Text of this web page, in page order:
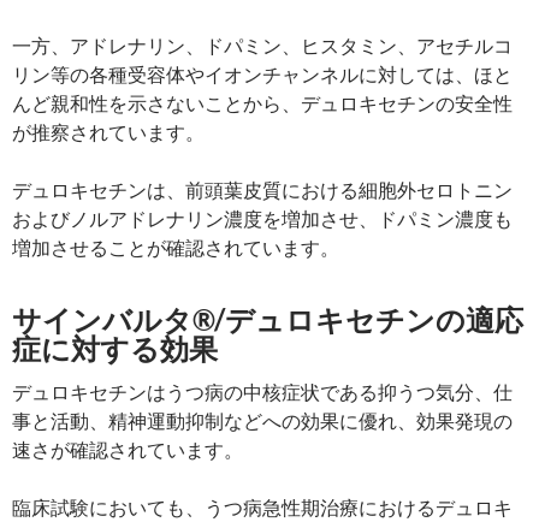
一方、アドレナリン、ドパミン、ヒスタミン、アセチルコ
リン等の各種受容体やイオンチャンネルに対しては、ほと
んど親和性を示さないことから、デュロキセチンの安全性
が推察されています。
デュロキセチンは、前頭葉皮質における細胞外セロトニン
およびノルアドレナリン濃度を増加させ、ドパミン濃度も
増加させることが確認されています。
サインバルタ®/デュロキセチンの適応
症に対する効果
デュロキセチンはうつ病の中核症状である抑うつ気分、仕
事と活動、精神運動抑制などへの効果に優れ、効果発現の
速さが確認されています。
臨床試験においても、うつ病急性期治療におけるデュロキ